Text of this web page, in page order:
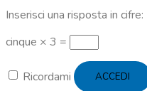
Inserisci una risposta in cifre:
cinque × 3 =
Ricordami ACCEDI